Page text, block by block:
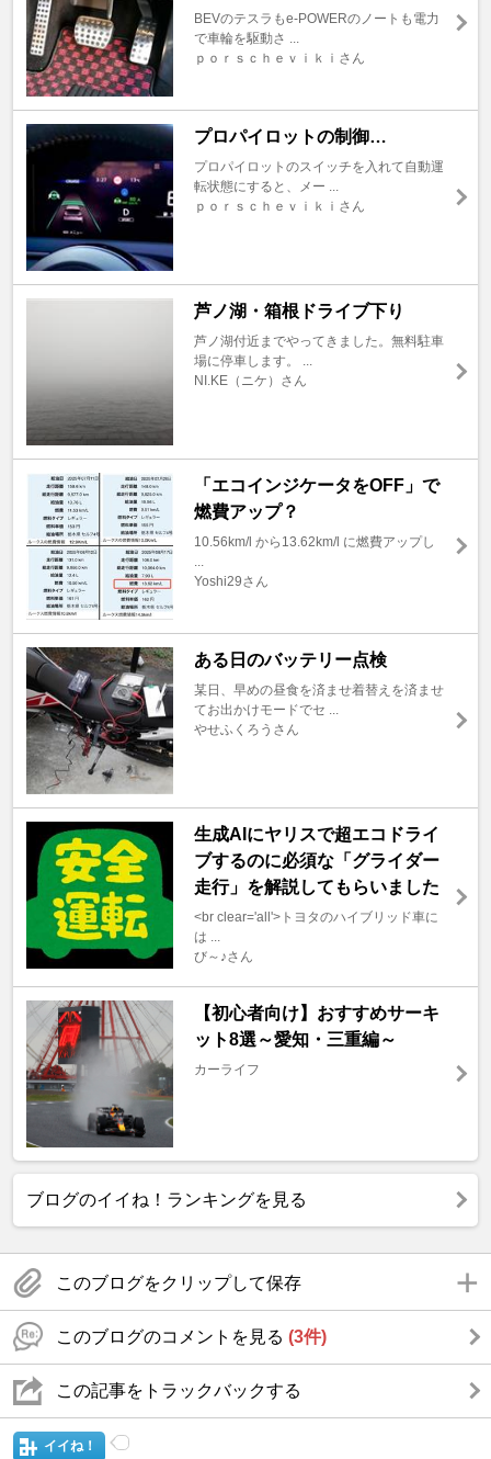
BEVのテスラもe-POWERのノートも電力
で車輪を駆動さ ...
ｐｏｒｓｃｈｅｖｉｋｉさん
プロパイロットの制御…
プロパイロットのスイッチを入れて自動運
転状態にすると、メー ...
ｐｏｒｓｃｈｅｖｉｋｉさん
芦ノ湖・箱根ドライブ下り
芦ノ湖付近までやってきました。無料駐車
場に停車します。 ...
NI.KE（ニケ）さん
「エコインジケータをOFF」で
燃費アップ？
10.56km/l から13.62km/l に燃費アップし
...
Yoshi29さん
ある日のバッテリー点検
某日、早めの昼食を済ませ着替えを済ませ
てお出かけモードでセ ...
やせふくろうさん
生成AIにヤリスで超エコドライ
ブするのに必須な「グライダー
走行」を解説してもらいました
<br clear='all'>トヨタのハイブリッド車に
は ...
び～♪さん
【初心者向け】おすすめサーキ
ット8選～愛知・三重編～
カーライフ
ブログのイイね！ランキングを見る
このブログをクリップして保存
このブログのコメントを見る (3件)
この記事をトラックバックする
イイね！